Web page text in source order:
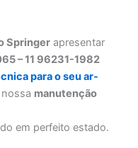
Springer apresentar
– 11 96231-1982
para o seu ar-
nossa manutenção
em perfeito estado.